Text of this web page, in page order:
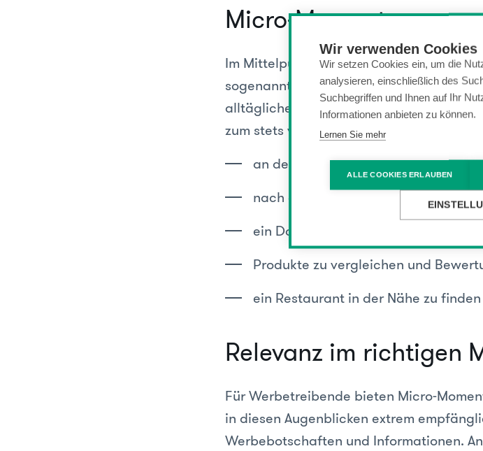
Wir verwenden Cookies
Wir setzen Cookies ein, um die
analysieren, einschließlich des
Suchbegriffen und Ihnen auf Ihr
Informationen anbieten zu können.
Lernen Sie mehr
ALLE COOKIES ERLAUBEN
Micro-Moments
Im Mittelpunkt der Potentiale, die das
sogenannten
Micro-Moments. D.h.
alltäglichen Kontext heraus einen
zum stets verfügbaren Smartphone
an der Bushaltestelle das nächste
nach dem Blick auf den Kalender
ein Do-it-Yourself Heimwerker Video
Produkte zu vergleichen und
ein Restaurant in der Nähe zu finden
Relevanz im richtigen
Für Werbetreibende bieten Micro-
in diesen Augenblicken extrem
Werbebotschaften und Informationen.